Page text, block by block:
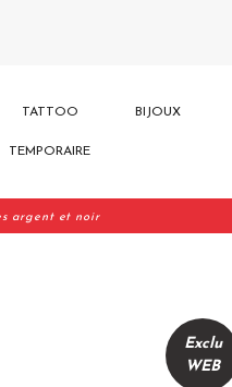
TATTOO
TEMPORAIRE
BIJOUX
argent et noir
Exclu
WEB